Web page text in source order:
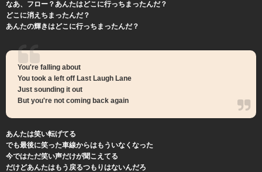
なあ、フロー？あんたはどこに行っちまったんだ？
どこに消えちまったんだ？
あんたの輝きはどこに行っちまったんだ？
You're falling about
You took a left off Last Laugh Lane
Just sounding it out
But you're not coming back again
あんたは笑い転げてる
でも最後に笑った車線からはもういなくなった
今ではただ笑い声だけが聞こえてる
だけどあんたはもう戻るつもりはないんだろ